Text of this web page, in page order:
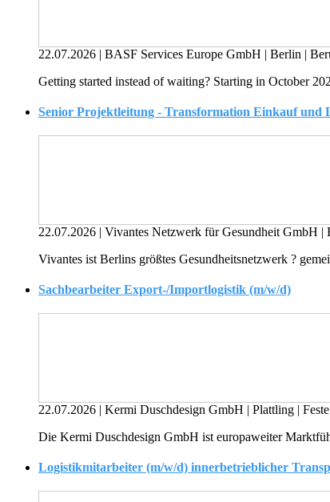
22.07.2026 BASF Services Europe GmbH Berlin
Getting started instead of waiting? Starting in October
Senior Projektleitung - Transformation Einkauf und
22.07.2026 | Vivantes Netzwerk für Gesundheit GmbH |
Vivantes ist Berlins größtes Gesundheitsnetzwerk ?
Sachbearbeiter Export-/Importlogistik (m/w/d)
22.07.2026 | Kermi Duschdesign GmbH | Plattling |
Die Kermi Duschdesign GmbH ist europaweiter
Logistikmitarbeiter (m/w/d) innerbetrieblicher